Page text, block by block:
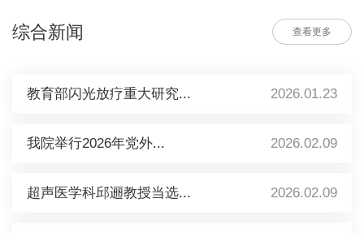
综合新闻 查看更多
教育部闪光放疗重大研究... 2026.01.23
我院举行2026年党外... 2026.02.09
超声医学科邱逦教授当选... 2026.02.09